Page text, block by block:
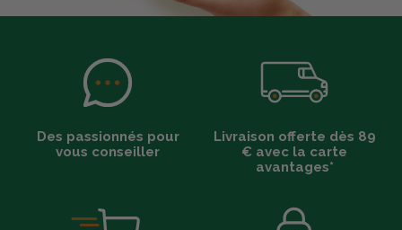
Des passionnés pour
vous conseiller
Livraison offerte dès 89
€ avec la carte
avantages*